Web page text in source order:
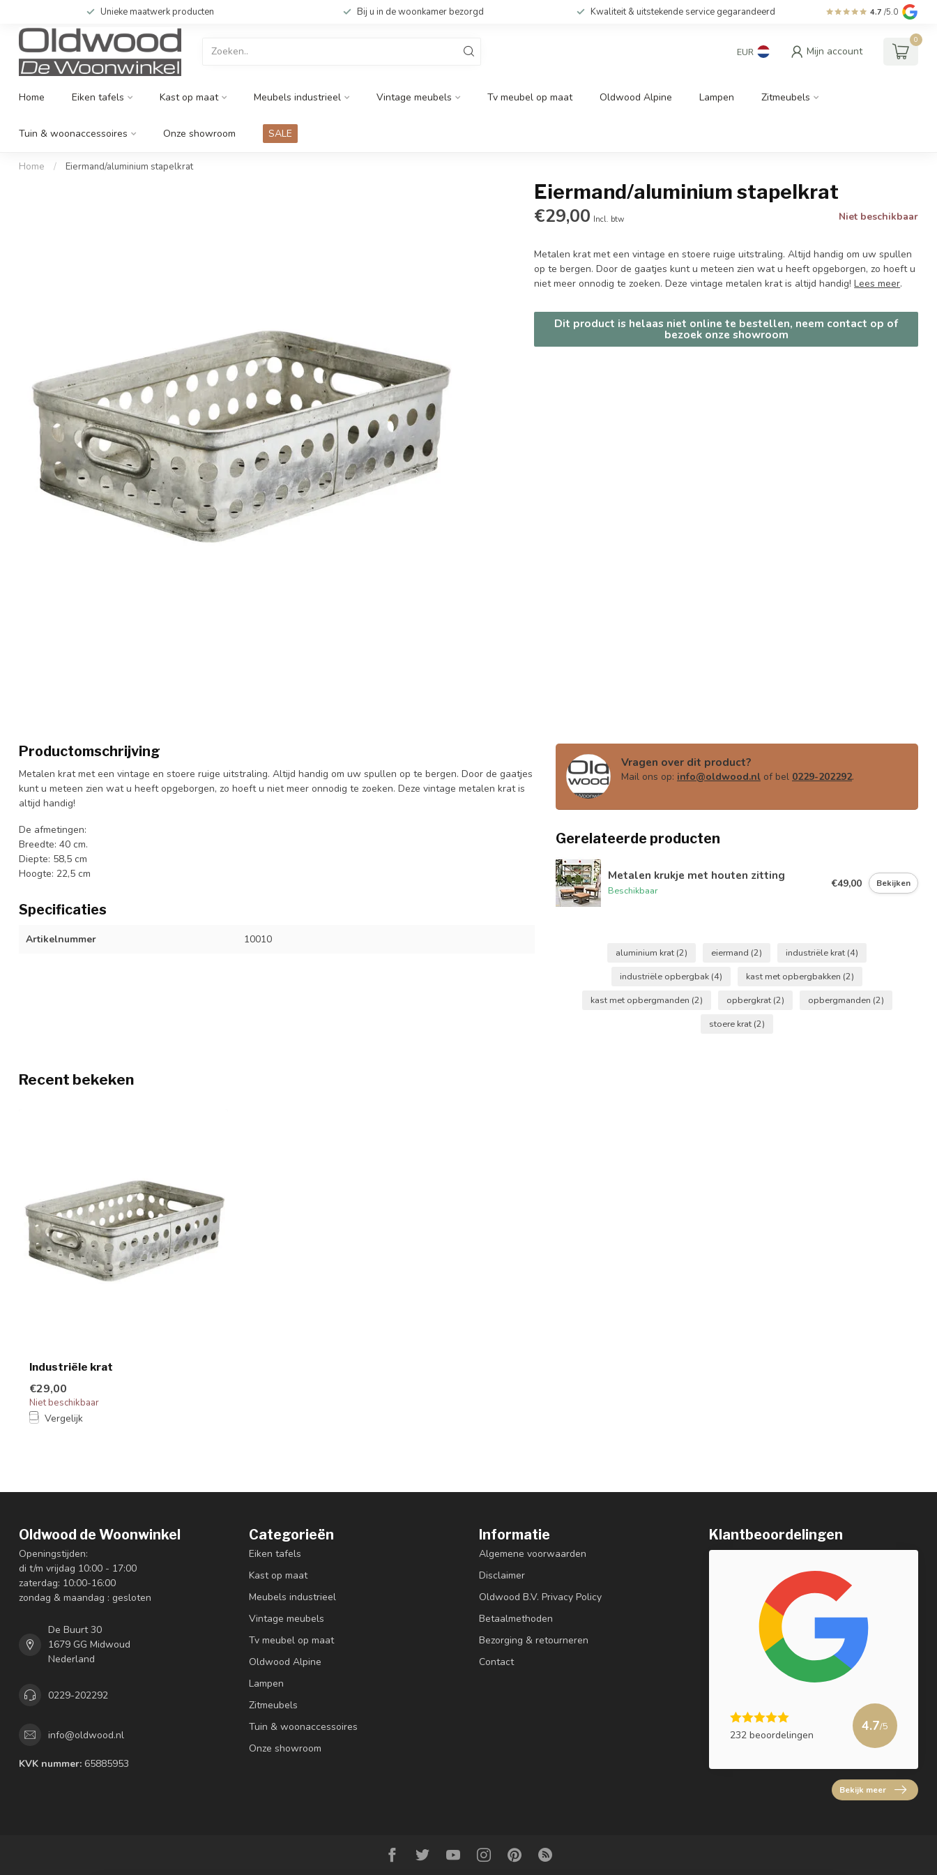
Unieke maatwerk producten Bij u in de woonkamer bezorgd Kwaliteit & uitstekende service gegarandeerd 4.7 /5.0
EUR Mijn account
0
Home Eiken tafels Kast op maat Meubels industrieel Vintage meubels Tv meubel op maat Oldwood Alpine Lampen Zitmeubels
Tuin & woonaccessoires Onze showroom SALE
Home / Eiermand/aluminium stapelkrat
Eiermand/aluminium stapelkrat
€29,00 Incl. btw Niet beschikbaar
Metalen krat met een vintage en stoere ruige uitstraling. Altijd handig om uw spullen
op te bergen. Door de gaatjes kunt u meteen zien wat u heeft opgeborgen, zo hoeft u
niet meer onnodig te zoeken. Deze vintage metalen krat is altijd handig!Lees meer.
Dit product is helaas niet online te bestellen, neem contact op of
bezoek onze showroom
Productomschrijving
Metalen krat met een vintage en stoere ruige uitstraling. Altijd handig om uw spullen op te bergen. Door de gaatjes
kunt u meteen zien wat u heeft opgeborgen, zo hoeft u niet meer onnodig te zoeken. Deze vintage metalen krat is
altijd handig!
De afmetingen:
Breedte: 40 cm.
Diepte: 58,5 cm
Hoogte: 22,5 cm
Specificaties
Artikelnummer 10010
Vragen over dit product?
Mail ons op: info@oldwood.nl of bel 0229-202292.
Gerelateerde producten
Metalen krukje met houten zitting
Beschikbaar
€49,00 Bekijken
aluminium krat (2) eiermand (2) industriële krat (4)
industriële opbergbak (4) kast met opbergbakken (2)
kast met opbergmanden (2) opbergkrat (2) opbergmanden (2)
stoere krat (2)
Recent bekeken
Industriële krat
€29,00
Niet beschikbaar
Vergelijk
Oldwood de Woonwinkel
Openingstijden:
di t/m vrijdag 10:00 - 17:00
zaterdag: 10:00-16:00
zondag & maandag : gesloten
De Buurt 30
1679 GG Midwoud
Nederland
0229-202292
info@oldwood.nl
KVK nummer: 65885953
Categorieën
Eiken tafels
Kast op maat
Meubels industrieel
Vintage meubels
Tv meubel op maat
Oldwood Alpine
Lampen
Zitmeubels
Tuin & woonaccessoires
Onze showroom
Informatie
Algemene voorwaarden
Disclaimer
Oldwood B.V. Privacy Policy
Betaalmethoden
Bezorging & retourneren
Contact
Klantbeoordelingen
232 beoordelingen
4.7/5
Bekijk meer